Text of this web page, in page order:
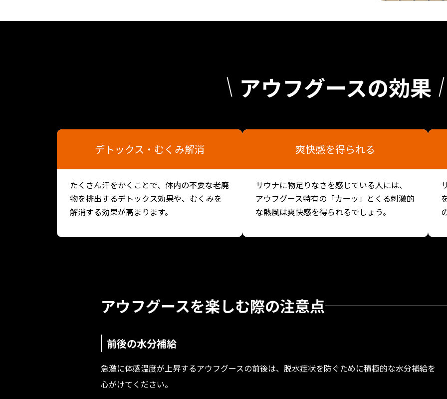
アウフグースの効果
デトックス・むくみ解消
たくさん汗をかくことで、体内の不要な老廃
物を排出するデトックス効果や、むくみを
解消する効果が高まります。
爽快感を得られる
サウナに物足りなさを感じている人には、
アウフグース特有の「カーッ」とくる刺激的
な熱風は爽快感を得られるでしょう。
アウフグースを楽しむ際の注意点
前後の水分補給
急激に体感温度が上昇するアウフグースの前後は、脱水症状を防ぐために積極的な水分補給を
心がけてください。